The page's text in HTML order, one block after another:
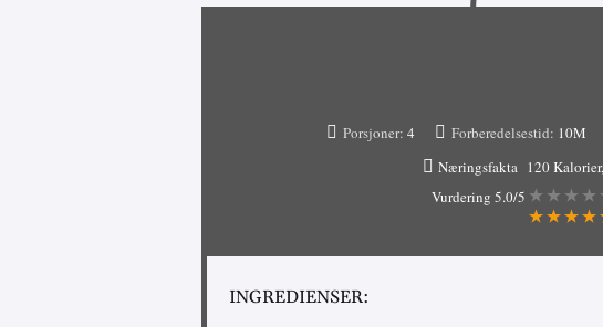
Porsjoner: 4 Forberedelsestid: 10M
Næringsfakta 120 Kalorier
Vurdering 5.0/5
INGREDIENSER: